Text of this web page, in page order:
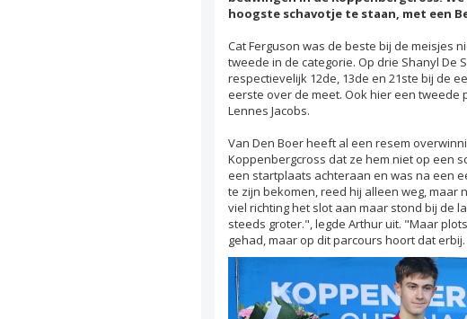
hoogste schavotje te staan, met een
Cat Ferguson was de beste bij de meisjes
tweede in de categorie. Op drie Shanyl De
respectievelijk 12de, 13de en 21ste bij de
eerste over de meet. Ook hier een tweede
Lennes Jacobs.
Van Den Boer heeft al een resem
Koppenbergcross dat ze hem niet op een
een startplaats achteraan en was na een
te zijn bekomen, reed hij alleen weg, maar
viel richting het slot aan maar stond bij de
steeds groter.", legde Arthur uit. "Maar
gehad, maar op dit parcours hoort dat